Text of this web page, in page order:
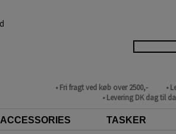
• Fri fragt ved køb over 2500,-
•
• Levering DK dag til
ACCESSORIES TASKER